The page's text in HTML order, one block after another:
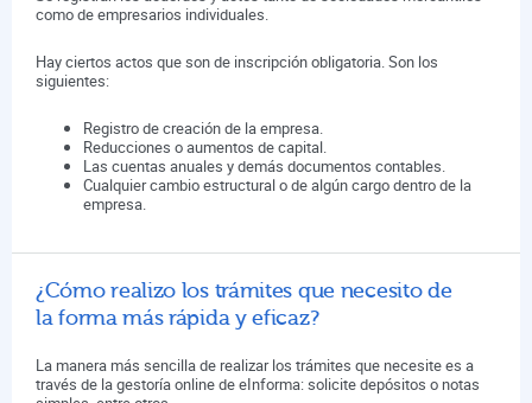
como de empresarios individuales.
Hay ciertos actos que son de inscripción obligatoria. Son los
siguientes:
Registro de creación de la empresa.
Reducciones o aumentos de capital.
Las cuentas anuales y demás documentos contables.
Cualquier cambio estructural o de algún cargo dentro de la
empresa.
¿Cómo realizo los trámites que necesito de
la forma más rápida y eficaz?
La manera más sencilla de realizar los trámites que necesite es a
través de la gestoría online de eInforma: solicite depósitos o notas